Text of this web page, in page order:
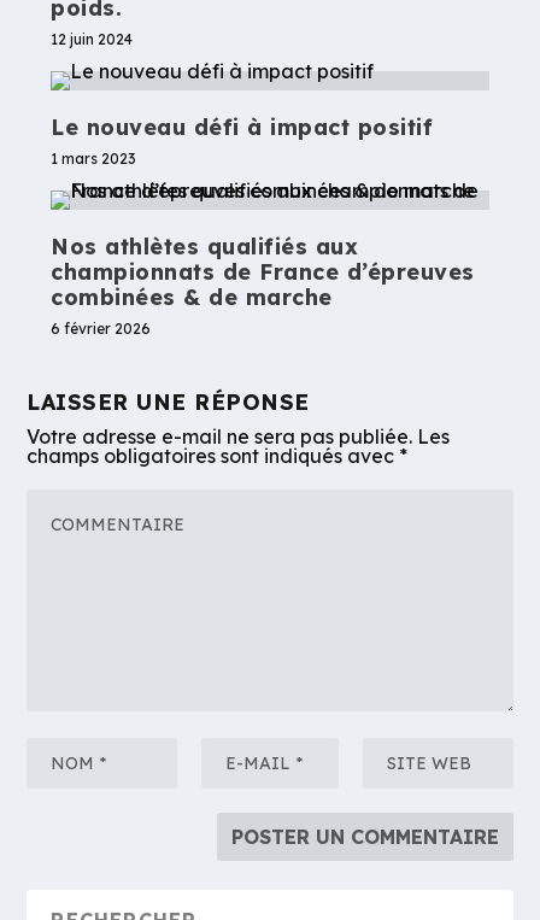
poids.
12 juin 2024
Le nouveau défi à impact positif
1 mars 2023
Nos athlètes qualifiés aux
championnats de France d’épreuves
combinées & de marche
6 février 2026
LAISSER UNE RÉPONSE
Votre adresse e-mail ne sera pas publiée. Les
champs obligatoires sont indiqués avec *